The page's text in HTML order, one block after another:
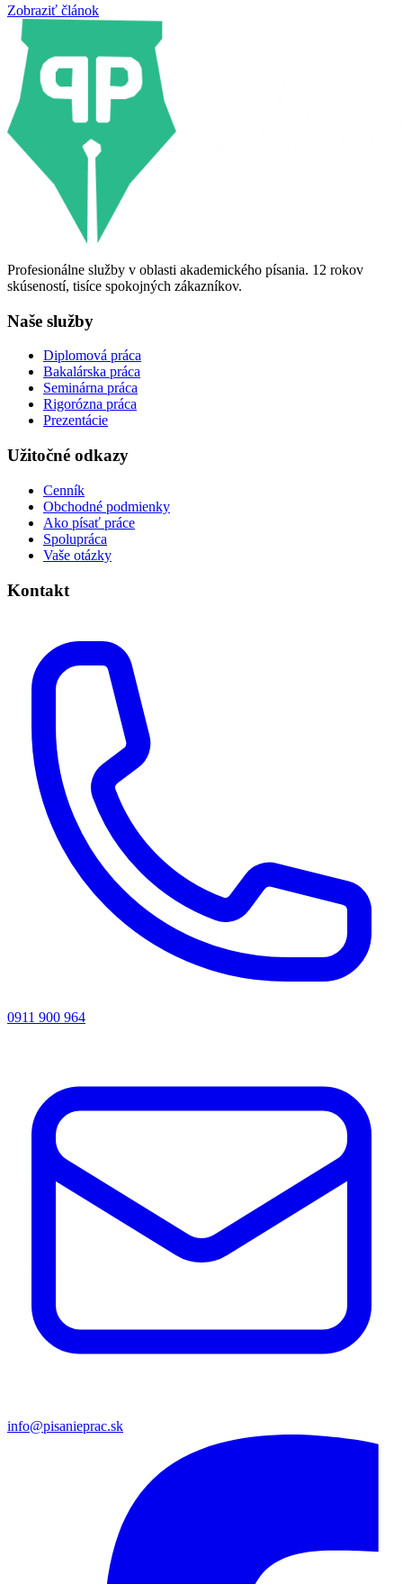
Zobraziť článok
Profesionálne služby v oblasti akademického písania. 12 rokov
skúseností, tisíce spokojných zákazníkov.
Naše služby
Diplomová práca
Bakalárska práca
Seminárna práca
Rigorózna práca
Prezentácie
Užitočné odkazy
Cenník
Obchodné podmienky
Ako písať práce
Spolupráca
Vaše otázky
Kontakt
0911 900 964
info@pisanieprac.sk